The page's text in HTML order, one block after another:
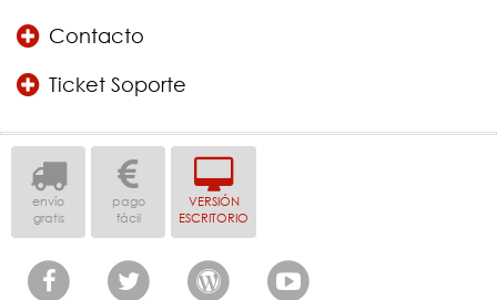
Contacto
Ticket Soporte
envío
gratis
pago
fácil
VERSIÓN
ESCRITORIO